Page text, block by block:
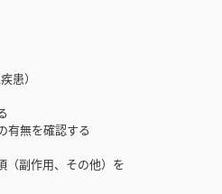
患）
有無を確認する
（副作用、その他）を